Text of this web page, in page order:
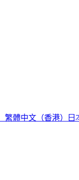
繁體中文（香港） 日